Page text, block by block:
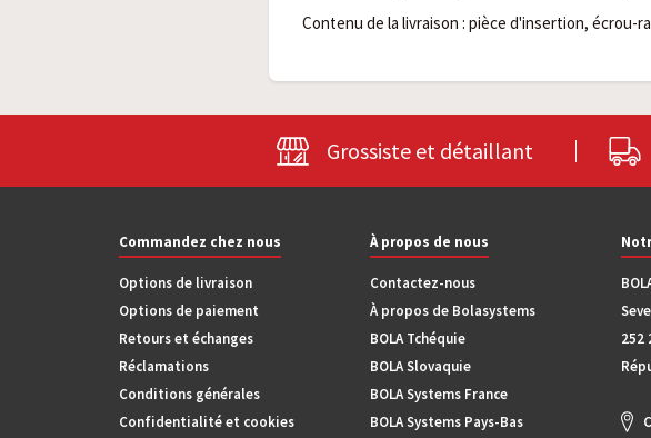
Contenu de la livraison : pièce d'insertion, écrou-
Grossiste et détaillant
Commandez chez nous
Options de livraison
Options de paiement
Retours et échanges
Réclamations
Conditions générales
Confidentialité et cookies
À propos de nous
Contactez-nous
À propos de Bolasystems
BOLA Tchéquie
BOLA Slovaquie
BOLA Systems France
BOLA Systems Pays-Bas
252